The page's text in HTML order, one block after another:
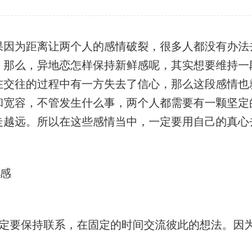
为距离让两个人的感情破裂，很多人都没有办
么，异地恋怎样保持新鲜感呢，其实想要维持
往的过程中有一方失去了信心，那么这段感情
容，不管发生什么事，两个人都需要有一颗坚
远。所以在这些感情当中，一定要用自己的真
保持联系，在固定的时间交流彼此的想法。因